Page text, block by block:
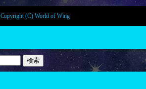
Copyright (C) World of Wing